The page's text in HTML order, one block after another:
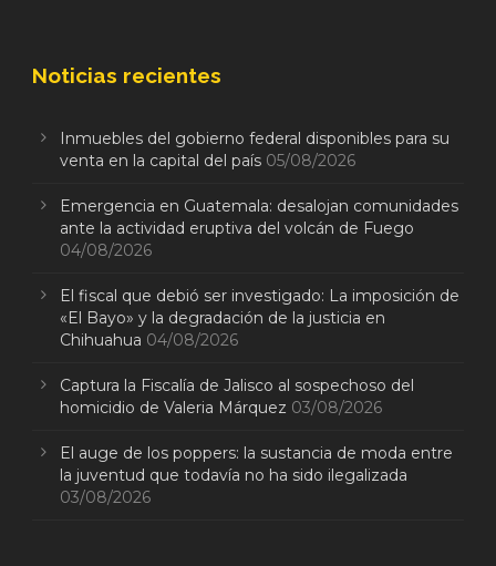
Noticias recientes
Inmuebles del gobierno federal disponibles para su
venta en la capital del país 05/08/2026
Emergencia en Guatemala: desalojan comunidades
ante la actividad eruptiva del volcán de Fuego
04/08/2026
El fiscal que debió ser investigado: La imposición de
«El Bayo» y la degradación de la justicia en
Chihuahua 04/08/2026
Captura la Fiscalía de Jalisco al sospechoso del
homicidio de Valeria Márquez 03/08/2026
El auge de los poppers: la sustancia de moda entre
la juventud que todavía no ha sido ilegalizada
03/08/2026